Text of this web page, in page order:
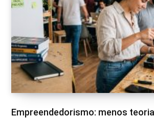
Empreendedorismo: menos